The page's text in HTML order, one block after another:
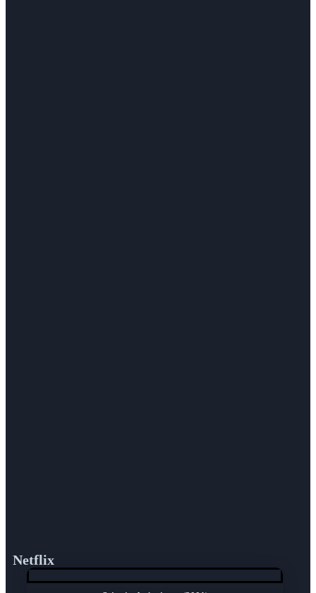
Netflix